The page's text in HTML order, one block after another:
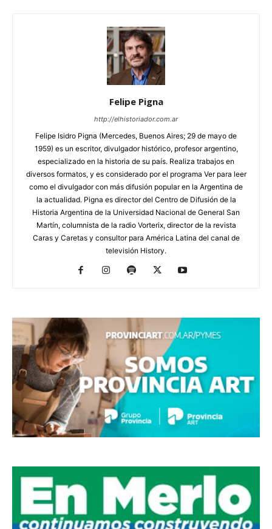
Felipe Pigna
http://elhistoriador.com.ar
Felipe Isidro Pigna (Mercedes, Buenos Aires; 29 de mayo de
1959) es un escritor, divulgador histórico, profesor argentino,
especializado en la historia de su país. Realiza trabajos en
diversos formatos, y es considerado por el programa Ver para leer
como el divulgador con más difusión popular en la Argentina de
la actualidad. Pigna es director del Centro de Difusión de la
Historia Argentina de la Universidad Nacional de General San
Martín, columnista de la radio Vorterix, director de la revista
Caras y Caretas y consultor para América Latina del canal de
televisión History.